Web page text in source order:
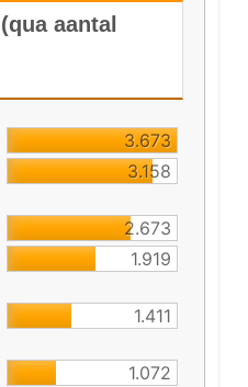
aantal
3.673
3.158
2.673
1.919
1.411
1.072